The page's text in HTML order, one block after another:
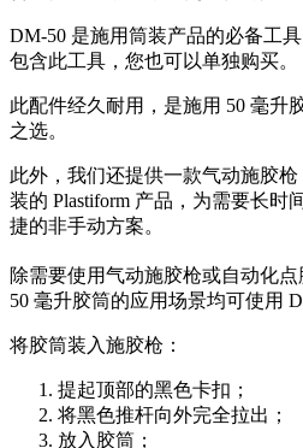
DM-50 是施用筒装产品的必备工
包含此工具，您也可以单独购买。
此配件经久耐用，是施用 50 毫升
之选。
此外，我们还提供一款气动施胶
装的 Plastiform 产品，为需要长时
捷的非手动方案。
除需要使用气动施胶枪或自动化
50 毫升胶筒的应用场景均可使用
将胶筒装入施胶枪：
提起顶部的黑色卡扣；
将黑色推杆向外完全拉出；
放入胶筒；